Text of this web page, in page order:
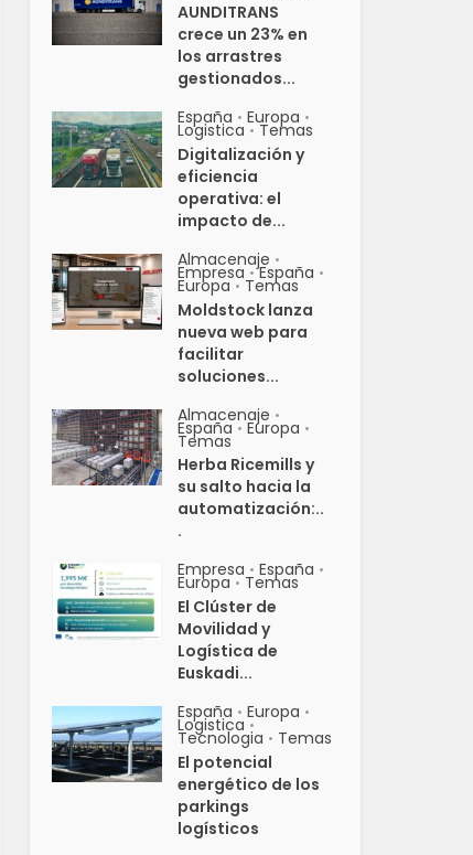
AUNDITRANS
crece un 23% en
los arrastres
gestionados...
España • Europa •
Logistica • Temas
Digitalización y
eficiencia
operativa: el
impacto de...
Almacenaje •
Empresa • España •
Europa • Temas
Moldstock lanza
nueva web para
facilitar
soluciones...
Almacenaje •
España • Europa •
Temas
Herba Ricemills y
su salto hacia la
automatización:..
.
Empresa • España •
Europa • Temas
El Clúster de
Movilidad y
Logística de
Euskadi...
España • Europa •
Logistica •
Tecnologia • Temas
El potencial
energético de los
parkings
logísticos